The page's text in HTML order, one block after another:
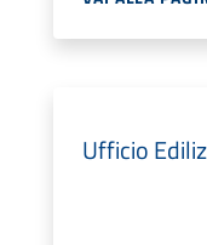
Ufficio